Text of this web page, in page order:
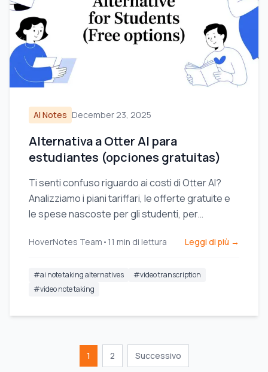
AI Notes December 23, 2025
Alternativa a Otter AI para
estudiantes (opciones gratuitas)
Ti senti confuso riguardo ai costi di Otter AI?
Analizziamo i piani tariffari, le offerte gratuite e
le spese nascoste per gli studenti, per
nell'apprendimento tramite video.
HoverNotes Team • 11 min di lettura Leggi di più →
#ai note taking alternatives #video transcription
#video note taking
1 2 Successivo